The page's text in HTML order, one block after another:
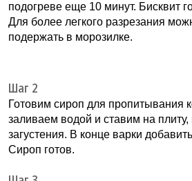
подогреве еще 10 минут. Бисквит
Для более легкого разрезания
подержать в морозилке.
Шаг 2
Готовим сироп для пропитывания
заливаем водой и ставим на
загустения. В конце варки
Сироп готов.